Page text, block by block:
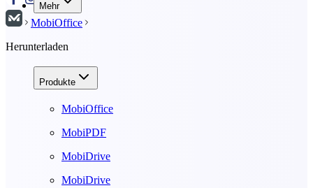
Mehr
MobiOffice
Herunterladen
Produkte
MobiOffice
MobiPDF
MobiDrive
MobiDrive